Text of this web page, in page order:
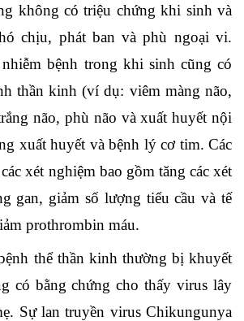
không có triệu chứng khi sinh và
chịu, phát ban và phù ngoại vi.
bệnh trong khi sinh cũng có
thần kinh (ví dụ: viêm màng não,
não, phù não và xuất huyết nội
xuất huyết và bệnh lý cơ tim. Các
xét nghiệm bao gồm tăng các xét
gan, giảm số lượng tiểu cầu và tế
prothrombin máu.
thể thần kinh thường bị khuyết
có bằng chứng cho thấy virus lây
Sự lan truyền virus Chikungunya